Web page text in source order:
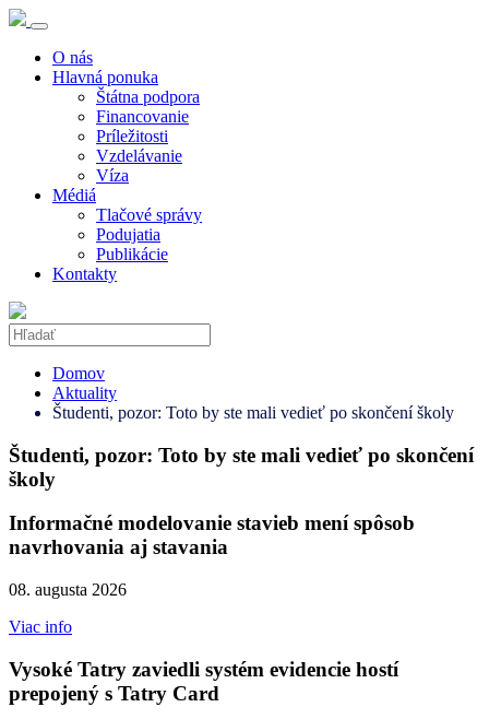
O nás
Hlavná ponuka
Štátna podpora
Financovanie
Príležitosti
Vzdelávanie
Víza
Médiá
Tlačové správy
Podujatia
Publikácie
Kontakty
Domov
Aktuality
Študenti, pozor: Toto by ste mali vedieť po skončení školy
Študenti, pozor: Toto by ste mali vedieť po skončení
školy
Informačné modelovanie stavieb mení spôsob
navrhovania aj stavania
08. augusta 2026
Viac info
Vysoké Tatry zaviedli systém evidencie hostí
prepojený s Tatry Card